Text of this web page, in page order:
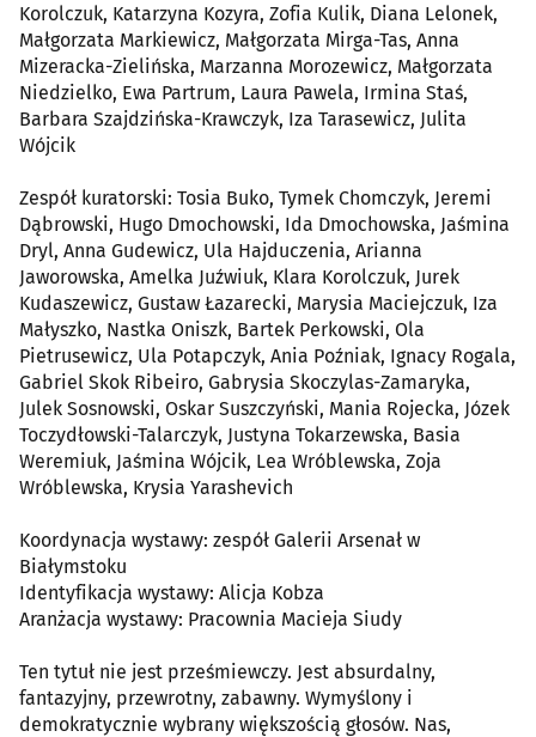
Korolczuk, Katarzyna Kozyra, Zofia Kulik, Diana Lelonek,
Małgorzata Markiewicz, Małgorzata Mirga-Tas, Anna
Mizeracka-Zielińska, Marzanna Morozewicz, Małgorzata
Niedzielko, Ewa Partrum, Laura Pawela, Irmina Staś,
Barbara Szajdzińska-Krawczyk, Iza Tarasewicz, Julita
Wójcik
Zespół kuratorski: Tosia Buko, Tymek Chomczyk, Jeremi
Dąbrowski, Hugo Dmochowski, Ida Dmochowska, Jaśmina
Dryl, Anna Gudewicz, Ula Hajduczenia, Arianna
Jaworowska, Amelka Juźwiuk, Klara Korolczuk, Jurek
Kudaszewicz, Gustaw Łazarecki, Marysia Maciejczuk, Iza
Małyszko, Nastka Oniszk, Bartek Perkowski, Ola
Pietrusewicz, Ula Potapczyk, Ania Poźniak, Ignacy Rogala,
Gabriel Skok Ribeiro, Gabrysia Skoczylas-Zamaryka,
Julek Sosnowski, Oskar Suszczyński, Mania Rojecka, Józek
Toczydłowski-Talarczyk, Justyna Tokarzewska, Basia
Weremiuk, Jaśmina Wójcik, Lea Wróblewska, Zoja
Wróblewska, Krysia Yarashevich
Koordynacja wystawy: zespół Galerii Arsenał w
Białymstoku
Identyfikacja wystawy: Alicja Kobza
Aranżacja wystawy: Pracownia Macieja Siudy
Ten tytuł nie jest prześmiewczy. Jest absurdalny,
fantazyjny, przewrotny, zabawny. Wymyślony i
demokratycznie wybrany większością głosów. Nas,